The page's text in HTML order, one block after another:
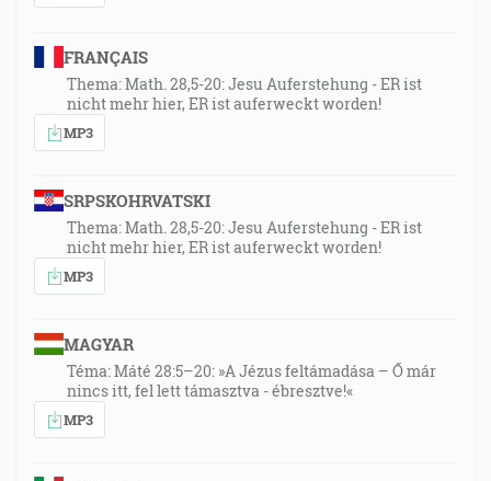
FRANÇAIS
Thema: Math. 28,5-20: Jesu Auferstehung - ER ist
nicht mehr hier, ER ist auferweckt worden!
MP3
SRPSKOHRVATSKI
Thema: Math. 28,5-20: Jesu Auferstehung - ER ist
nicht mehr hier, ER ist auferweckt worden!
MP3
MAGYAR
Téma: Máté 28:5–20: »A Jézus feltámadása – Ő már
nincs itt, fel lett támasztva - ébresztve!«
MP3